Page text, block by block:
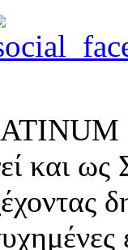
και ως
έχοντας